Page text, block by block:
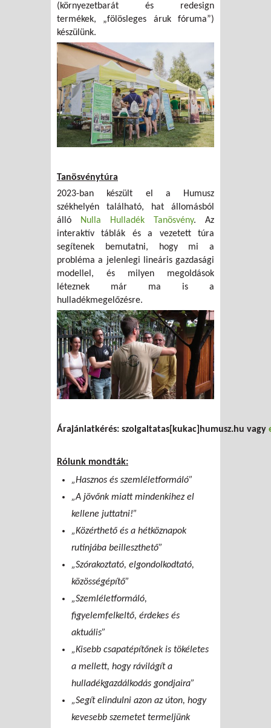
(környezetbarát és redesign
termékek, „fölösleges áruk fóruma”)
készülünk.
Tanösvénytúra
2023-ban készült el a Humusz
székhelyén található, hat állomásból
álló Nulla Hulladék Tanösvény. Az
interaktív táblák és a vezetett túra
segítenek bemutatni, hogy mi a
probléma a jelenlegi lineáris gazdasági
modellel, és milyen megoldások
léteznek már ma is a
hulladékmegelőzésre.
Árajánlatkérés: szolgaltatas[kukac]humusz.hu vagy
Rólunk mondták:
„Hasznos és szemléletformáló”
„A jövőnk miatt mindenkihez el
kellene juttatni!”
„Közérthető és a hétköznapok
rutinjába beilleszthető”
„Szórakoztató, elgondolkodtató,
közösségépítő”
„Szemléletformáló,
figyelemfelkeltő, érdekes és
aktuális”
„Kisebb csapatépítőnek is tökéletes
a mellett, hogy rávilágít a
hulladékgazdálkodás gondjaira”
„Segít elindulni azon az úton, hogy
kevesebb szemetet termeljünk